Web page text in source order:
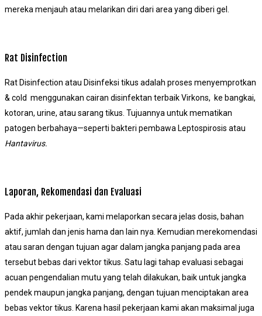
mereka menjauh atau melarikan diri dari area yang diberi gel.
Rat Disinfection
Rat Disinfection atau Disinfeksi tikus adalah proses menyemprotkan
& cold menggunakan cairan disinfektan terbaik Virkons, ke bangkai,
kotoran, urine, atau sarang tikus. Tujuannya untuk mematikan
patogen berbahaya—seperti bakteri pembawa Leptospirosis atau
Hantavirus.
Laporan, Rekomendasi dan Evaluasi
Pada akhir pekerjaan, kami melaporkan secara jelas dosis, bahan
aktif, jumlah dan jenis hama dan lain nya. Kemudian merekomendasi
atau saran dengan tujuan agar dalam jangka panjang pada area
tersebut bebas dari vektor tikus. Satu lagi tahap evaluasi sebagai
acuan pengendalian mutu yang telah dilakukan, baik untuk jangka
pendek maupun jangka panjang, dengan tujuan menciptakan area
bebas vektor tikus. Karena hasil pekerjaan kami akan maksimal juga